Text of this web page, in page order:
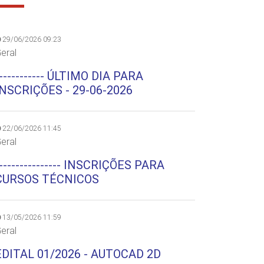
29/06/2026 09:23
ÚLTIMO DIA PARA
- 29-06-2026
22/06/2026 11:45
INSCRIÇÕES PARA
TÉCNICOS
13/05/2026 11:59
01/2026 - AUTOCAD 2D